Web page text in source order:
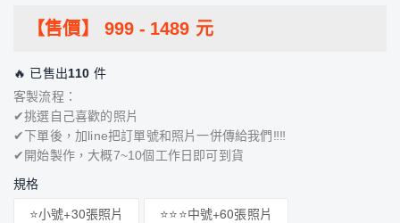
【售價】 999 - 1489 元
🔥 已售出110 件
客製流程：
✔挑選自己喜歡的照片
✔下單後，加line把訂單號和照片一併傳給我們‼‼
✔開始製作，大概7~10個工作日即可到貨
規格
⭐小號+30張照片
⭐⭐⭐中號+60張照片